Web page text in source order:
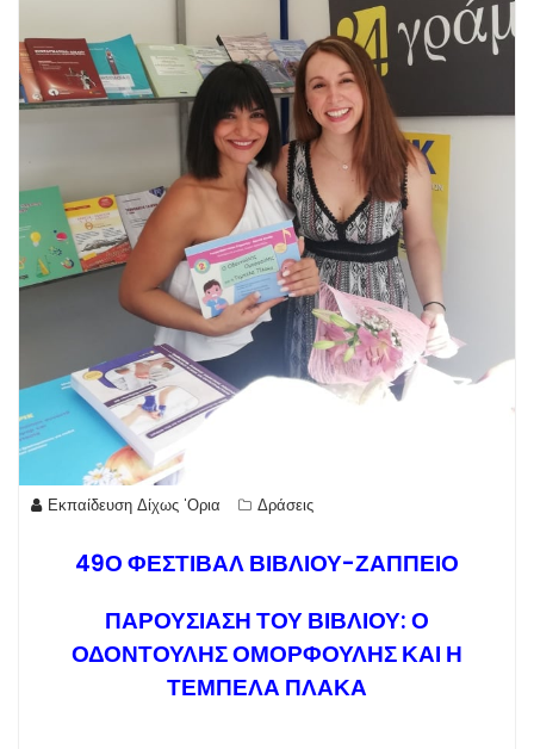
Εκπαίδευση Δίχως 'Ορια Δράσεις
49Ο ΦΕΣΤΙΒΑΛ ΒΙΒΛΙΟΥ-ΖΑΠΠΕΙΟ
ΠΑΡΟΥΣΙΑΣΗ ΤΟΥ ΒΙΒΛΙΟΥ: Ο
ΟΔΟΝΤΟΥΛΗΣ ΟΜΟΡΦΟΥΛΗΣ ΚΑΙ Η
ΤΕΜΠΕΛΑ ΠΛΑΚΑ